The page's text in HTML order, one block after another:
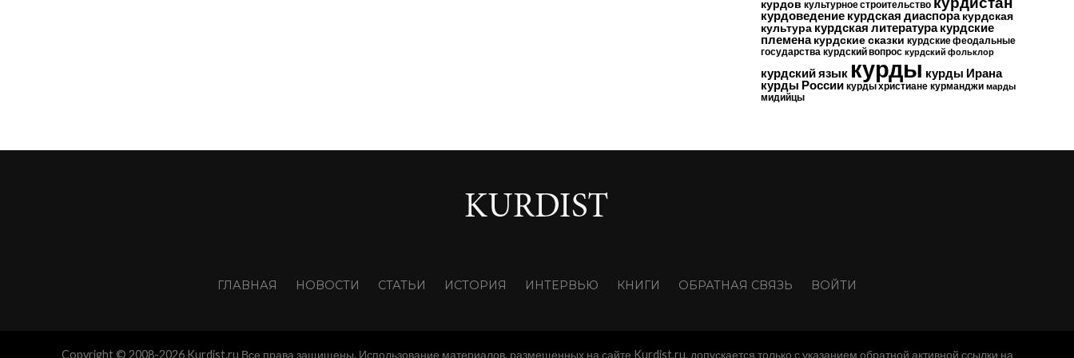
курдов культурное строительство
курдоведение курдская диаспора курдская
культура курдская литература курдские
племена курдские сказки курдские феодальные
государства курдский вопрос курдский фольклор
курдский язык курды курды Ирана
курды России курды христиане курманджи марды
мидийцы
ГЛАВНАЯ НОВОСТИ СТАТЬИ ИСТОРИЯ ИНТЕРВЬЮ КНИГИ ОБРАТНАЯ СВЯЗЬ ВОЙТИ
Copyright © 2008-2026 Kurdist.ru Все права защищены. Использование материалов, размещенных на сайте Kurdist.ru, допускается только с указанием обратной активной ссылки на